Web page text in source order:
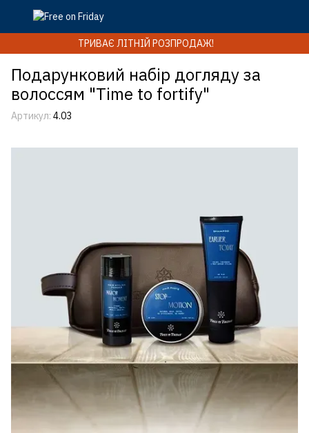
ТРИВАЄ ЛІТНІЙ РОЗПРОДАЖ!
Подарунковий набір догляду за
волоссям "Time to fortify"
Артикул: 4.03